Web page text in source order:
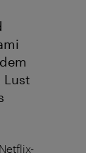
Lust